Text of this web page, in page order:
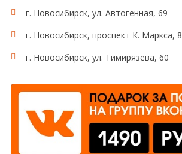
г. Новосибирск, ул. Автогенная, 69
г. Новосибирск, проспект К. Маркса, 8
г. Новосибирск, ул. Тимирязева, 60